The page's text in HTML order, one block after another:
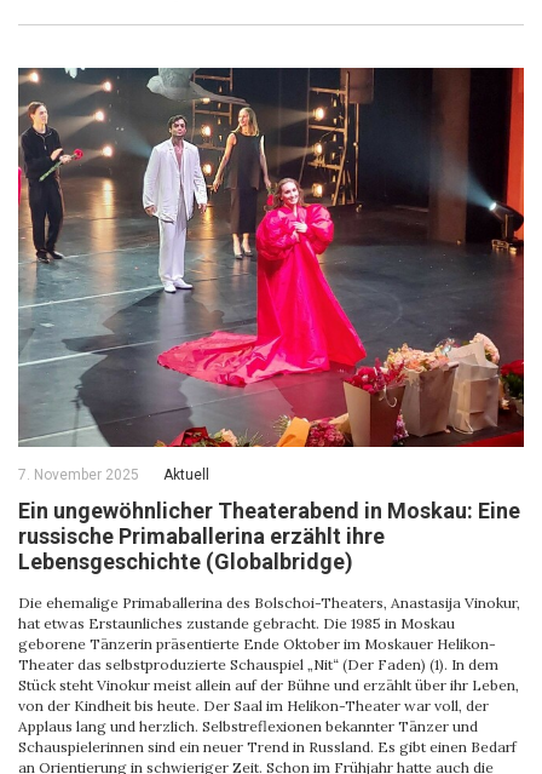
7. November 2025 Aktuell
Ein ungewöhnlicher Theaterabend in Moskau: Eine
russische Primaballerina erzählt ihre
Lebensgeschichte (Globalbridge)
Die ehemalige Primaballerina des Bolschoi-Theaters, Anastasija Vinokur,
hat etwas Erstaunliches zustande gebracht. Die 1985 in Moskau
geborene Tänzerin präsentierte Ende Oktober im Moskauer Helikon-
Theater das selbstproduzierte Schauspiel „Nit“ (Der Faden) (1). In dem
Stück steht Vinokur meist allein auf der Bühne und erzählt über ihr Leben,
von der Kindheit bis heute. Der Saal im Helikon-Theater war voll, der
Applaus lang und herzlich. Selbstreflexionen bekannter Tänzer und
Schauspielerinnen sind ein neuer Trend in Russland. Es gibt einen Bedarf
an Orientierung in schwieriger Zeit. Schon im Frühjahr hatte auch die